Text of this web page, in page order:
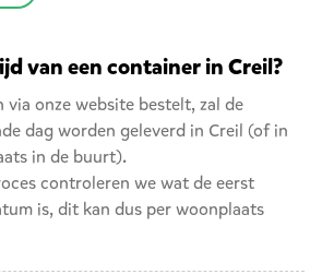
van een container in Creil?
via onze website bestelt, zal de
dag worden geleverd in Creil (of in
in de buurt).
controleren we wat de eerst
is, dit kan dus per woonplaats